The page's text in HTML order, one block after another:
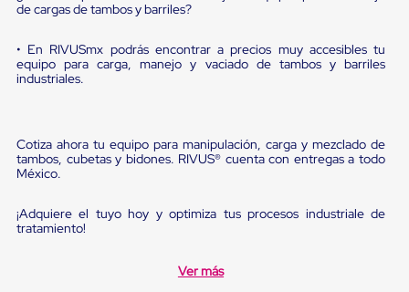
MRO
Distribución
Móviles
Diablitos
Embalaje
Playo
Film
de cargas de tambos y barriles?
• En RIVUSmx podrás encontrar a precios muy accesibles tu
equipo para carga, manejo y vaciado de tambos y barriles
industriales.
Cotiza ahora tu equipo para manipulación, carga y mezclado de
tambos, cubetas y bidones. RIVUS® cuenta con entregas a todo
México.
¡Adquiere el tuyo hoy y optimiza tus procesos industriale de
tratamiento!
Ver más